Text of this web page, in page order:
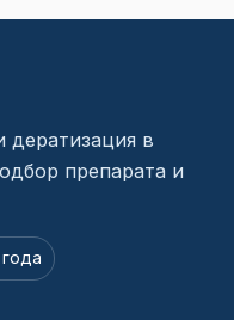
дератизация в
препарата и